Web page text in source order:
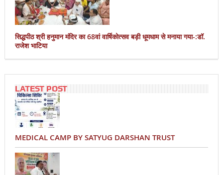
सिद्धपीठ श्री हनुमान मंदिर का 68वां वार्षिकोत्सव बड़ी धूमधाम से मनाया गया-:डॉ.
राजेश भाटिया
LATEST POST
MEDICAL CAMP BY SATYUG DARSHAN TRUST